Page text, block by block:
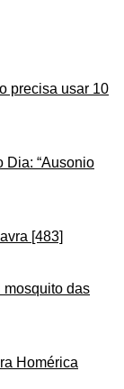
precisa usar 10
Dia: “Ausonio
[483]
mosquito das
Homérica